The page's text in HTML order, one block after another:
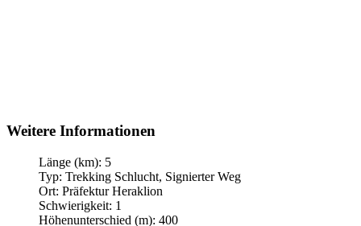
Weitere Informationen
Länge (km): 5
Typ: Trekking Schlucht, Signierter Weg
Ort: Präfektur Heraklion
Schwierigkeit: 1
Höhenunterschied (m): 400